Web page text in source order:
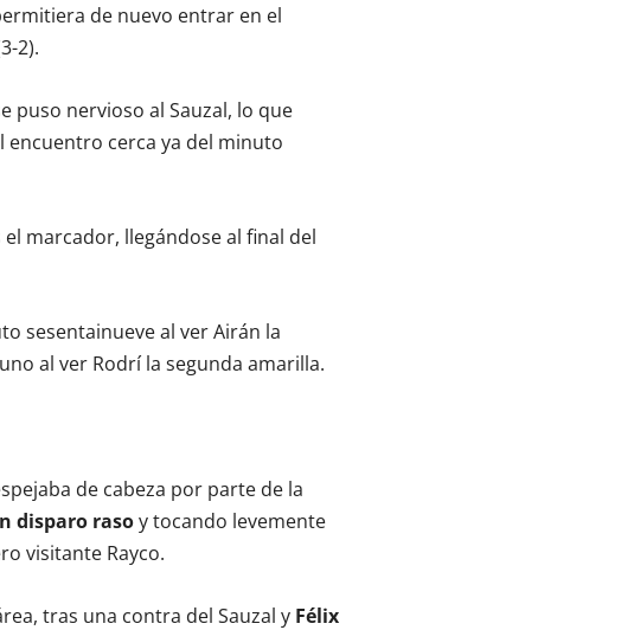
de nuevo entrar en el
2).
puso nervioso al Sauzal, lo que
cerca ya del minuto
marcador, llegándose al final del
sesentainueve al ver Airán la
al ver Rodrí la segunda amarilla.
de cabeza por parte de la
disparo rasoy tocando levemente
visitante Rayco.
tras una contra del Sauzal y Félix